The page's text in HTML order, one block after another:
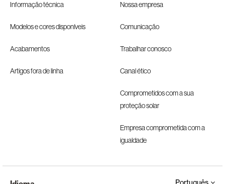
Informação técnica
Modelos e cores disponíveis
Acabamentos
Artigos fora de linha
Nossa empresa
Comunicação
Trabalhar conosco
Canal ético
Comprometidos com a sua
proteção solar
Empresa comprometida com a
igualdade